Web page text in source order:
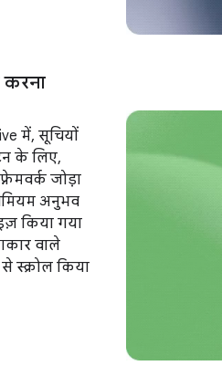
में, सूचियों
के लिए,
जोड़ा
अनुभव
किया गया
वाले
स्क्रोल किया